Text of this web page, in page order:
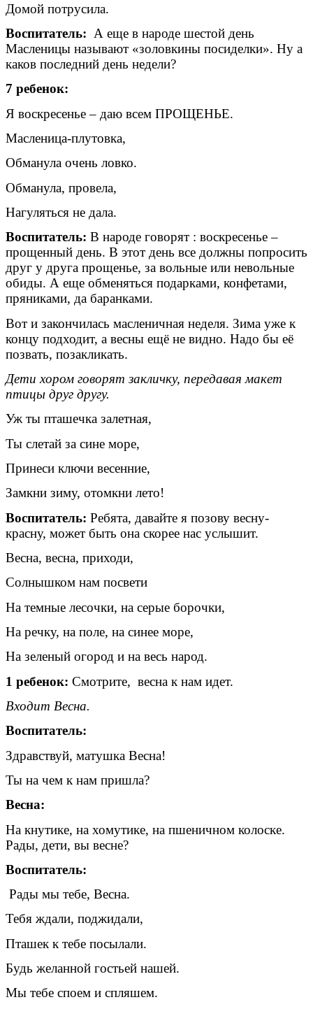
Домой потрусила.
Воспитатель: А еще в народе шестой день
Масленицы называют «золовкины посиделки». Ну а
каков последний день недели?
7 ребенок:
Я воскресенье – даю всем ПРОЩЕНЬЕ.
Масленица-плутовка,
Обманула очень ловко.
Обманула, провела,
Нагуляться не дала.
Воспитатель: В народе говорят : воскресенье –
прощенный день. В этот день все должны попросить
друг у друга прощенье, за вольные или невольные
обиды. А еще обменяться подарками, конфетами,
пряниками, да баранками.
Вот и закончилась масленичная неделя. Зима уже к
концу подходит, а весны ещё не видно. Надо бы её
позвать, позакликать.
Дети хором говорят закличку, передавая макет
птицы друг другу.
Уж ты пташечка залетная,
Ты слетай за сине море,
Принеси ключи весенние,
Замкни зиму, отомкни лето!
Воспитатель: Ребята, давайте я позову весну-
красну, может быть она скорее нас услышит.
Весна, весна, приходи,
Солнышком нам посвети
На темные лесочки, на серые борочки,
На речку, на поле, на синее море,
На зеленый огород и на весь народ.
1 ребенок: Смотрите, весна к нам идет.
Входит Весна.
Воспитатель:
Здравствуй, матушка Весна!
Ты на чем к нам пришла?
Весна:
На кнутике, на хомутике, на пшеничном колоске.
Рады, дети, вы весне?
Воспитатель:
Рады мы тебе, Весна.
Тебя ждали, поджидали,
Пташек к тебе посылали.
Будь желанной гостьей нашей.
Мы тебе споем и спляшем.